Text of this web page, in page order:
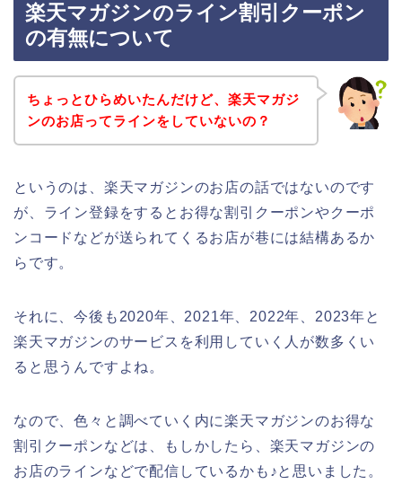
楽天マガジンのライン割引クーポン
の有無について
ちょっとひらめいたんだけど、楽天マガジ
ンのお店ってラインをしていないの？
というのは、楽天マガジンのお店の話ではないのです
が、ライン登録をするとお得な割引クーポンやクーポ
ンコードなどが送られてくるお店が巷には結構あるか
らです。
それに、今後も2020年、2021年、2022年、2023年と
楽天マガジンのサービスを利用していく人が数多くい
ると思うんですよね。
なので、色々と調べていく内に楽天マガジンのお得な
割引クーポンなどは、もしかしたら、楽天マガジンの
お店のラインなどで配信しているかも♪と思いました。